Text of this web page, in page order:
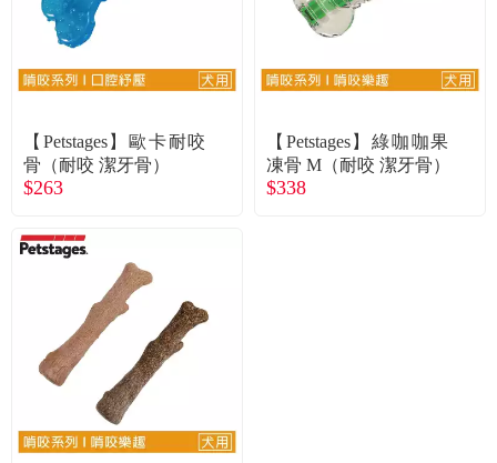
【Petstages】歐卡耐咬
骨（耐咬 潔牙骨）
$263
【Petstages】綠咖咖果
凍骨 M（耐咬 潔牙骨）
$338